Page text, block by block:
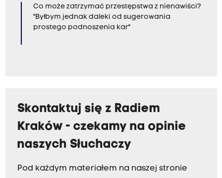
Co może zatrzymać przestępstwa z nienawiści?
"Byłbym jednak daleki od sugerowania
prostego podnoszenia kar"
Skontaktuj się z Radiem
Kraków - czekamy na opinie
naszych Słuchaczy
Pod każdym materiałem na naszej stronie